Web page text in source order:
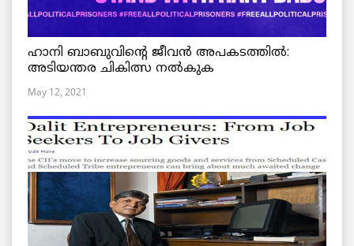
ഹാനി ബാബുവിന്റെ ജീവൻ അപകടത്തിൽ:
അടിയന്തര ചികിത്സ നൽകുക
May 12, 2021